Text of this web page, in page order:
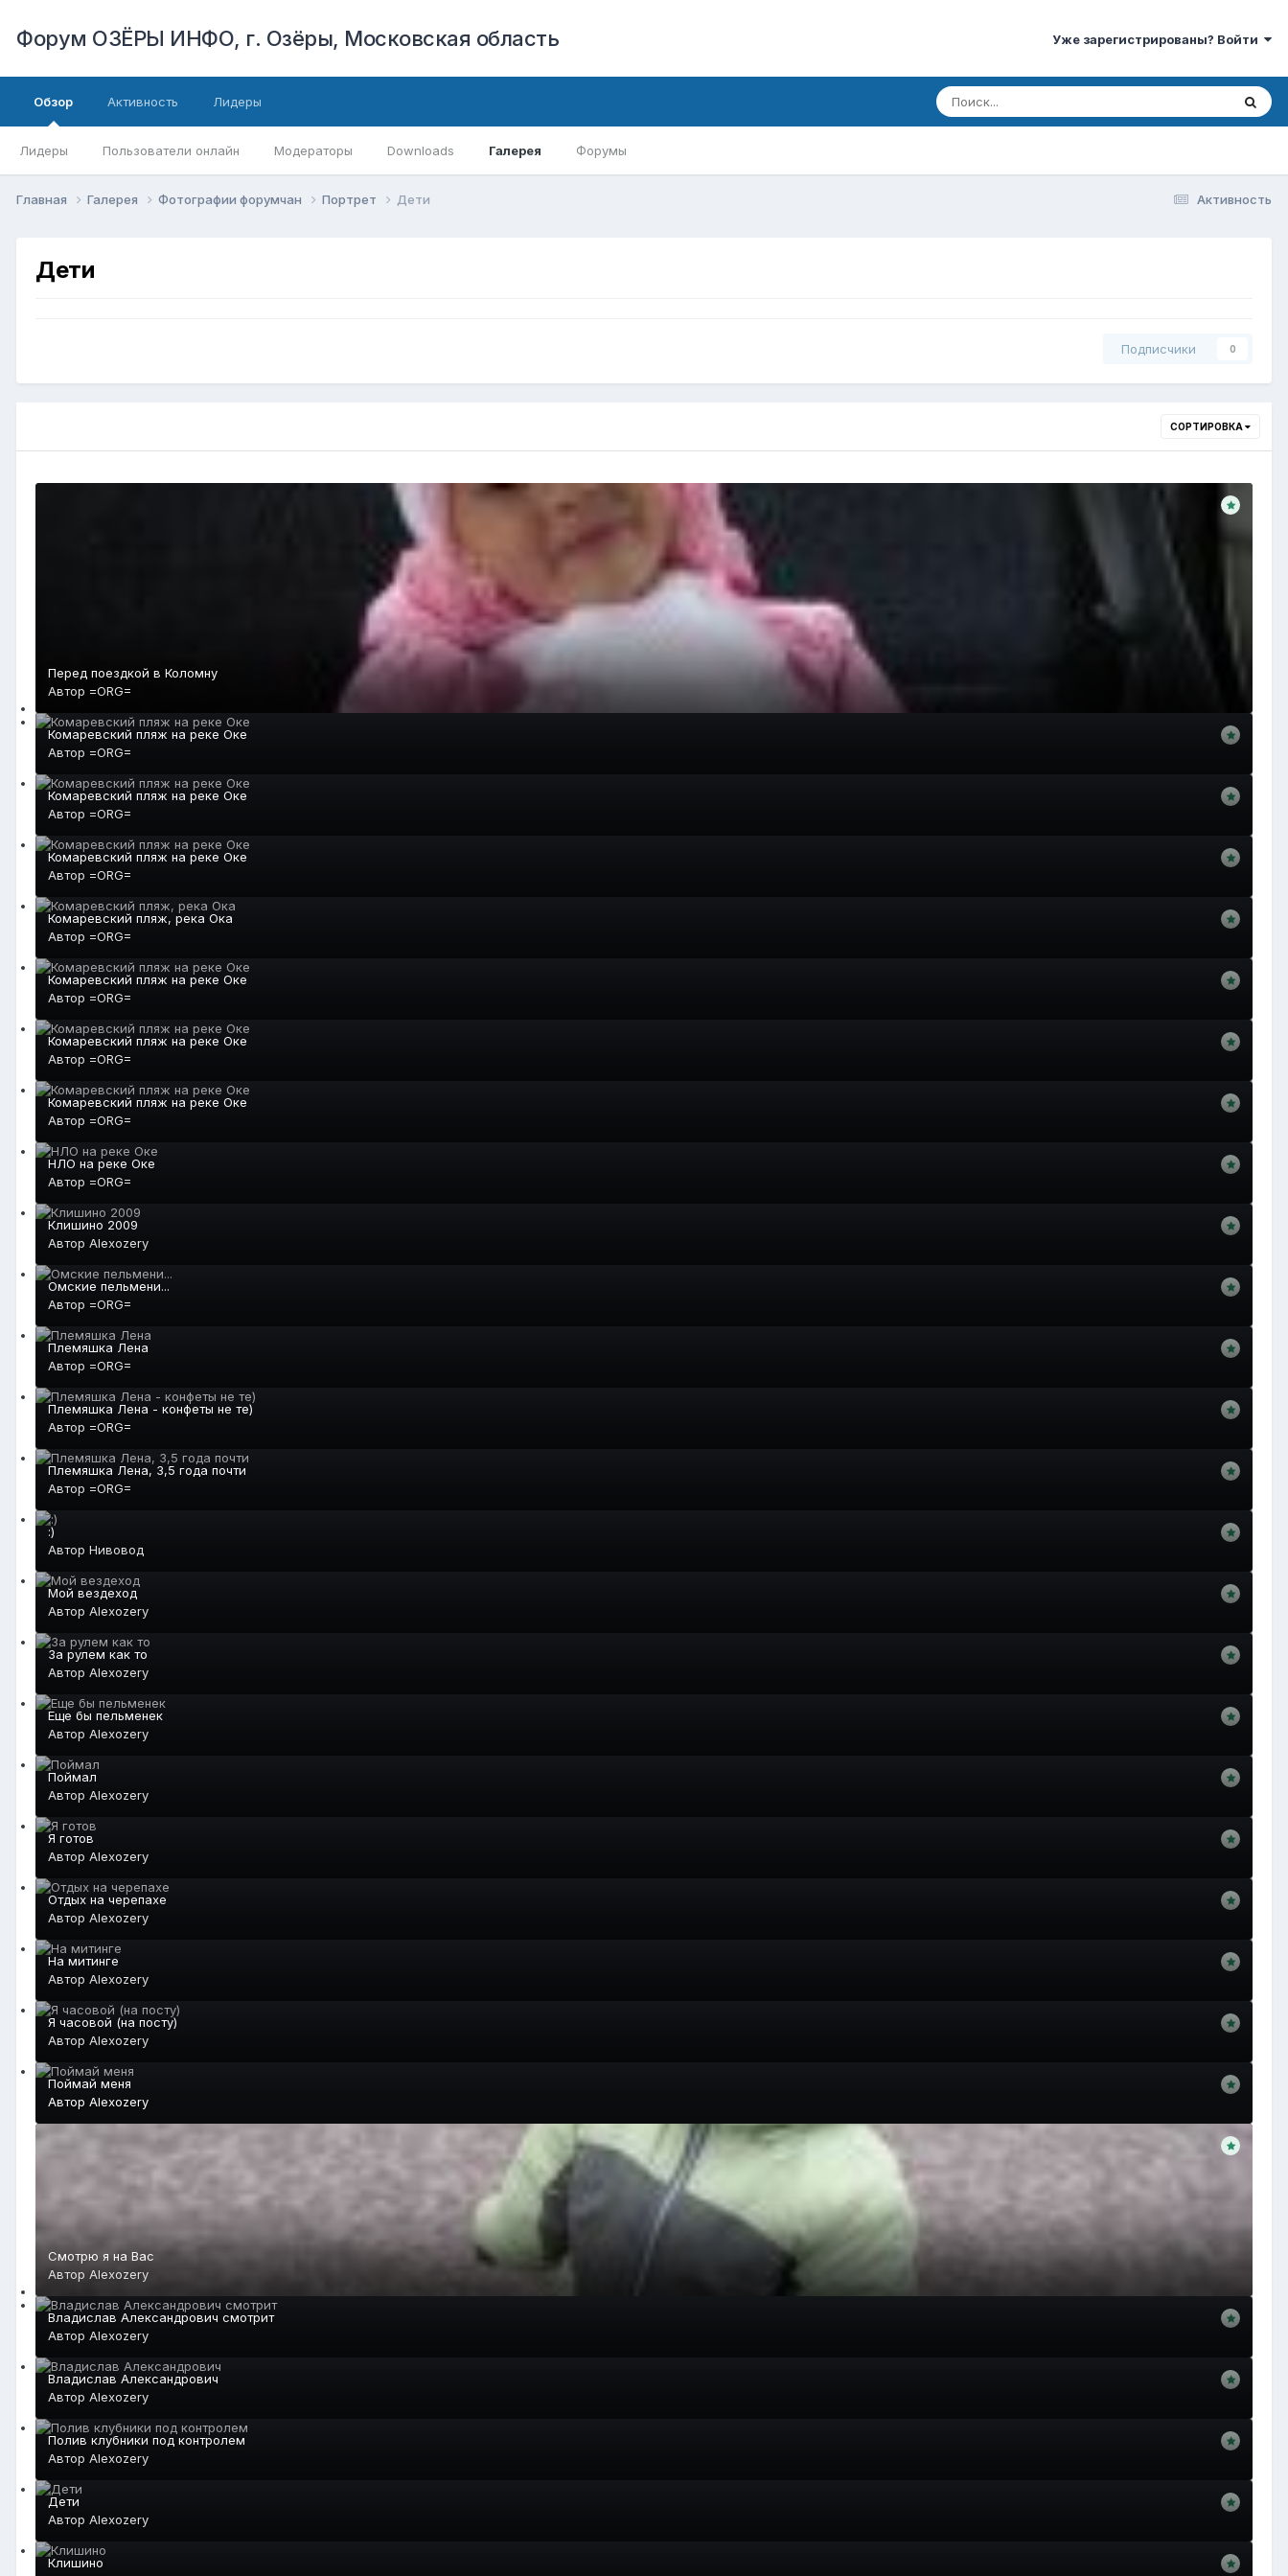
Форум ОЗЁРЫ ИНФО, г. Озёры, Московская область Уже зарегистрированы? Войти
Обзор
Лидеры Пользователи онлайн Модераторы Downloads Галерея Форумы
Активность Лидеры
Активность
Главная Галерея Фотографии форумчан Портрет Дети
Дети
Подписчики 0
СОРТИРОВКА
Перед поездкой в Коломну
Автор =ORG=
Комаревский пляж на реке Оке
Автор =ORG=
Комаревский пляж на реке Оке
Автор =ORG=
Комаревский пляж на реке Оке
Автор =ORG=
Комаревский пляж, река Ока
Автор =ORG=
Комаревский пляж на реке Оке
Автор =ORG=
Комаревский пляж на реке Оке
Автор =ORG=
Комаревский пляж на реке Оке
Автор =ORG=
НЛО на реке Оке
Автор =ORG=
Клишино 2009
Автор Alexozery
Омские пельмени...
Автор =ORG=
Племяшка Лена
Автор =ORG=
Племяшка Лена - конфеты не те)
Автор =ORG=
Племяшка Лена, 3,5 года почти
Автор =ORG=
:)
Автор Нивовод
Мой вездеход
Автор Alexozery
За рулем как то
Автор Alexozery
Еще бы пельменек
Автор Alexozery
Поймал
Автор Alexozery
Я готов
Автор Alexozery
Отдых на черепахе
Автор Alexozery
На митинге
Автор Alexozery
Я часовой (на посту)
Автор Alexozery
Поймай меня
Автор Alexozery
Смотрю я на Вас
Автор Alexozery
Владислав Александрович смотрит
Автор Alexozery
Владислав Александрович
Автор Alexozery
Полив клубники под контролем
Автор Alexozery
Дети
Автор Alexozery
Клишино